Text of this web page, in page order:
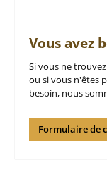
Vous avez
Si vous ne
ou si vous n'êtes
besoin, nous
Formulaire de